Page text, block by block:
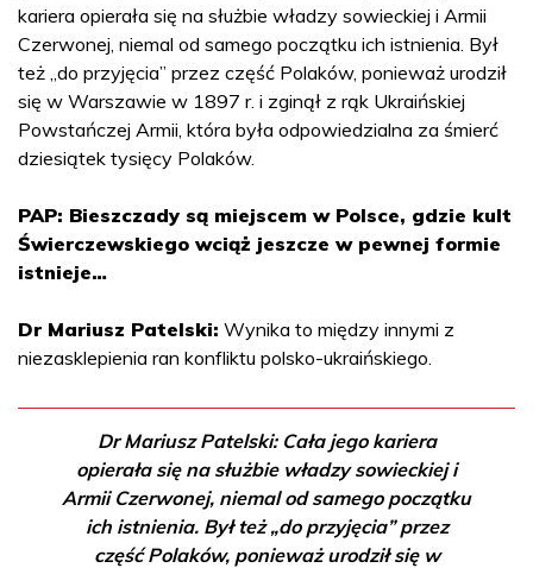
kariera opierała się na służbie władzy sowieckiej i Armii
Czerwonej, niemal od samego początku ich istnienia. Był
też „do przyjęcia” przez część Polaków, ponieważ urodził
się w Warszawie w 1897 r. i zginął z rąk Ukraińskiej
Powstańczej Armii, która była odpowiedzialna za śmierć
dziesiątek tysięcy Polaków.
PAP: Bieszczady są miejscem w Polsce, gdzie kult
Świerczewskiego wciąż jeszcze w pewnej formie
istnieje…
Dr Mariusz Patelski: Wynika to między innymi z
niezasklepienia ran konfliktu polsko-ukraińskiego.
Dr Mariusz Patelski: Cała jego kariera
opierała się na służbie władzy sowieckiej i
Armii Czerwonej, niemal od samego początku
ich istnienia. Był też „do przyjęcia” przez
część Polaków, ponieważ urodził się w